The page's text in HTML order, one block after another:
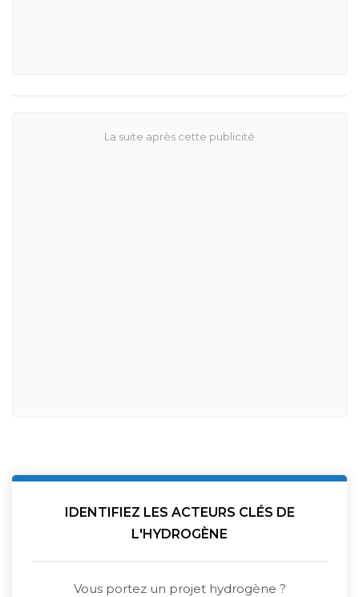
IDENTIFIEZ LES ACTEURS CLÉS DE
L'HYDROGÈNE
Vous portez un projet hydrogène ?